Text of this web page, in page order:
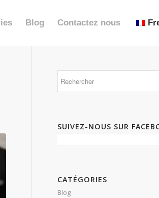
Blog Contactez nous
SUIVEZ-NOUS SUR
CATÉGORIES
Blog